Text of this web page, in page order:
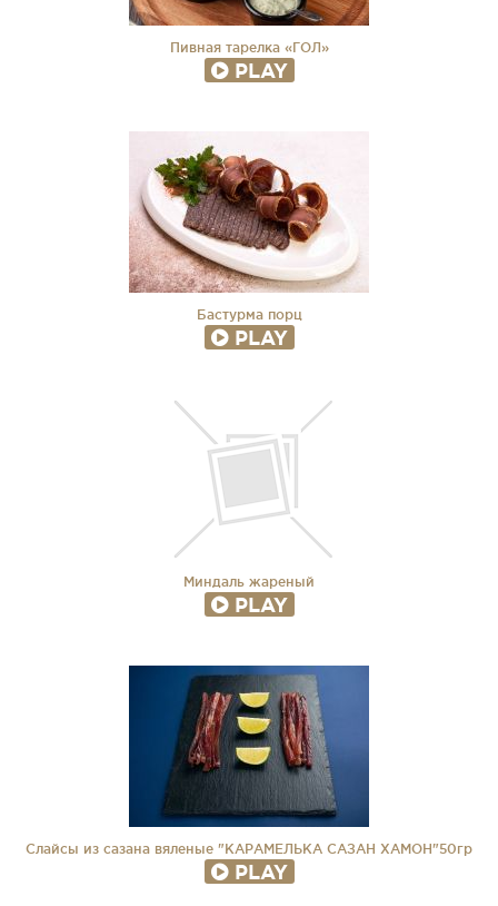
Пивная тарелка «ГОЛ»
PLAY
Бастурма порц
PLAY
Миндаль жареный
PLAY
Слайсы из сазана вяленые "КАРАМЕЛЬКА САЗАН ХАМОН"50гр
PLAY